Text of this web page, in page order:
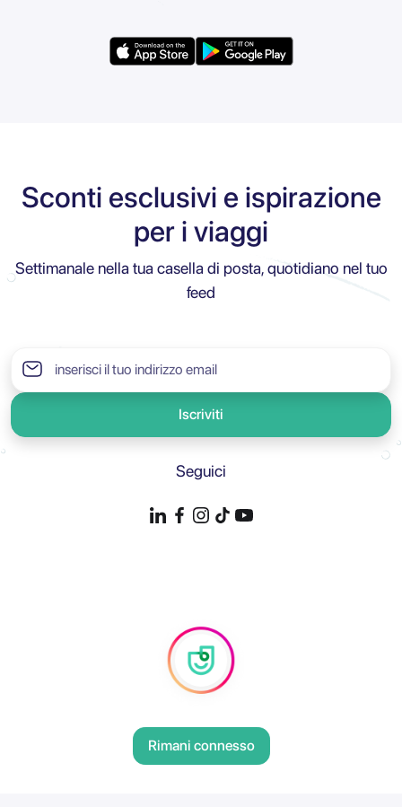
Sconti esclusivi e ispirazione
per i viaggi
Settimanale nella tua casella di posta, quotidiano nel tuo
feed
Iscriviti
Seguici
Rimani connesso